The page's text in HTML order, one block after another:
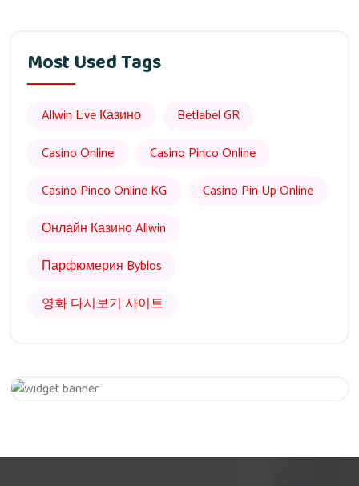
Most Used Tags
Allwin Live Казино
Betlabel GR
Casino Online
Casino Pinco Online
Casino Pinco Online KG
Casino Pin Up Online
Онлайн Казино Allwin
Парфюмерия Byblos
영화 다시보기 사이트